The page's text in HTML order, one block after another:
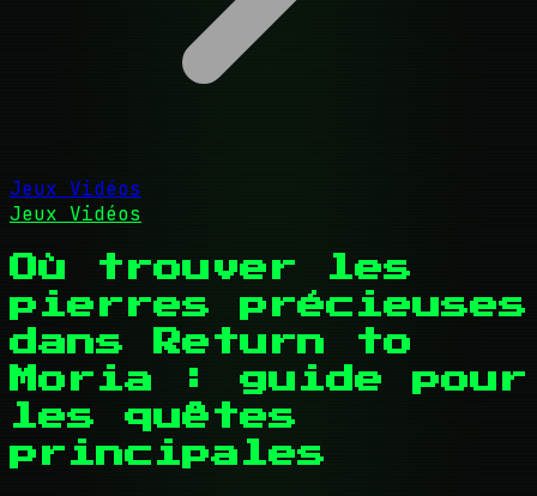
Jeux Vidéos
Jeux Vidéos
Où trouver les
pierres précieuses
dans Return to
Moria : guide pour
les quêtes
principales